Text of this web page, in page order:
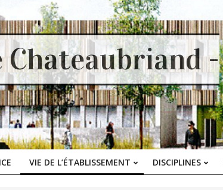
Chateaubriand -
Primary
VIE DE L’ÉTABLISSEMENT DISCIPLINES